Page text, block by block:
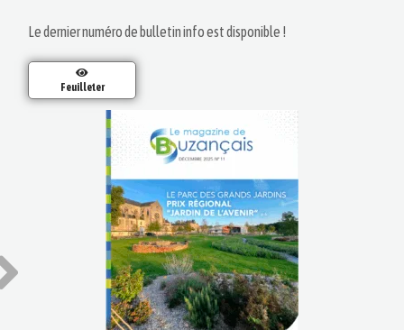
Le dernier numéro de bulletin info est disponible !
Feuilleter